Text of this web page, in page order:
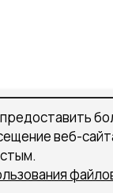
веб-